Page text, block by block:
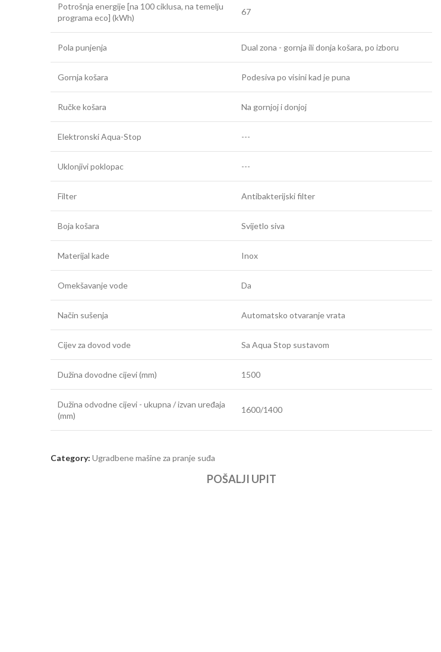
Potrošnja energije [na 100 ciklusa, na temelju
programa eco] (kWh)
67
Pola punjenja Dual zona - gornja ili donja košara, po izboru
Gornja košara Podesiva po visini kad je puna
Ručke košara Na gornjoj i donjoj
Elektronski Aqua-Stop ---
Uklonjivi poklopac ---
Filter Antibakterijski filter
Boja košara Svijetlo siva
Materijal kade Inox
Omekšavanje vode Da
Način sušenja Automatsko otvaranje vrata
Cijev za dovod vode Sa Aqua Stop sustavom
Dužina dovodne cijevi (mm) 1500
Dužina odvodne cijevi - ukupna / izvan uređaja
(mm)
1600/1400
Category: Ugradbene mašine za pranje suđa
POŠALJI UPIT